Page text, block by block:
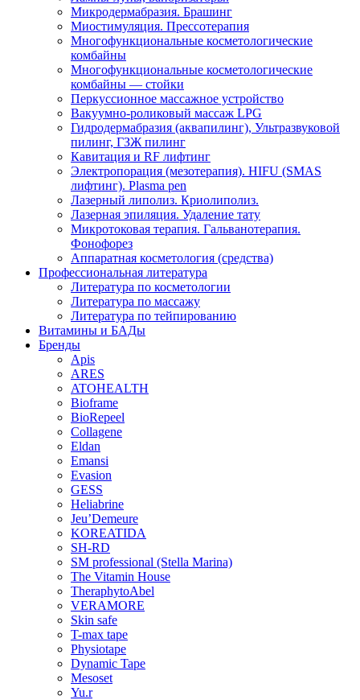
Микродермабразия. Брашинг
Миостимуляция. Прессотерапия
Многофункциональные косметологические
комбайны
Многофункциональные косметологические
комбайны — стойки
Перкуссионное массажное устройство
Вакуумно-роликовый массаж LPG
Гидродермабразия (аквапилинг), Ультразвуковой
пилинг, ГЗЖ пилинг
Кавитация и RF лифтинг
Электропорация (мезотерапия). HIFU (SMAS
лифтинг). Plasma pen
Лазерный липолиз. Криолиполиз.
Лазерная эпиляция. Удаление тату
Микротоковая терапия. Гальванотерапия.
Фонофорез
Аппаратная косметология (средства)
Профессиональная литература
Литература по косметологии
Литература по массажу
Литература по тейпированию
Витамины и БАДы
Бренды
Apis
ARES
ATOHEALTH
Bioframe
BioRepeel
Collagene
Eldan
Emansi
Evasion
GESS
Heliabrine
Jeu’Demeure
KOREATIDA
SH-RD
SM professional (Stella Marina)
The Vitamin House
TheraphytoAbel
VERAMORE
Skin safe
T-max tape
Physiotape
Dynamic Tape
Mesoset
Yu.r